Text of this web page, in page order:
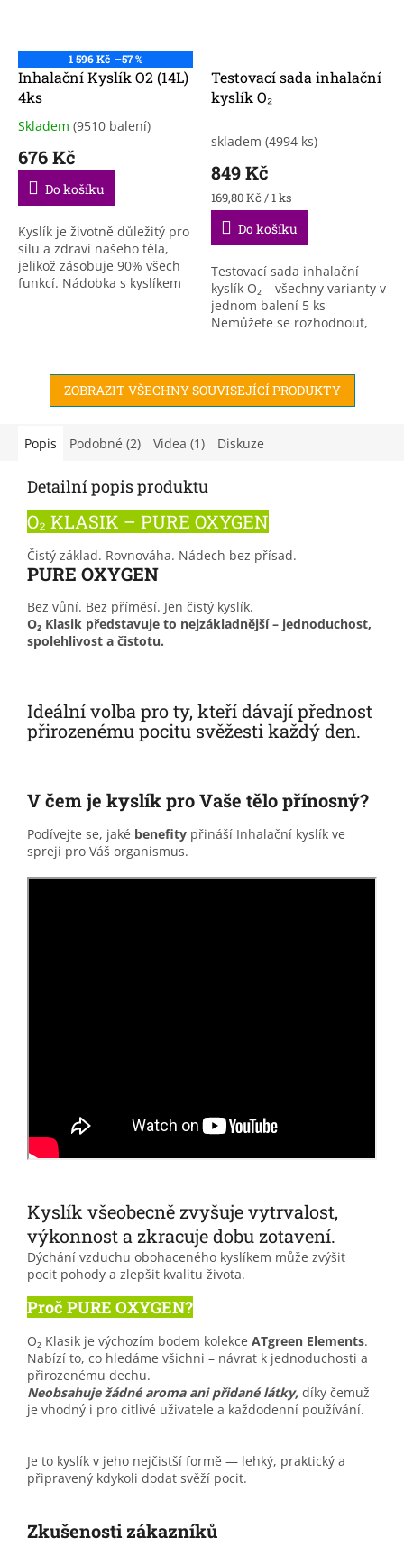
1 596 Kč –57 %
Inhalační Kyslík O2 (14L)
4ks
Průměrné
produktu
3,8
5
hvězdiček.
Skladem (9510 balení)
676 Kč
Do košíku
Kyslík je životně důležitý pro
sílu a zdraví našeho těla,
jelikož zásobuje 90% všech
funkcí. Nádobka s kyslíkem
Testovací sada inhalační
kyslík O₂
skladem (4994 ks)
849 Kč
Měrná
cena:
169,80 Kč / 1 ks
Do košíku
Testovací sada inhalační
kyslík O₂ – všechny varianty v
jednom balení 5 ks
Nemůžete se rozhodnout,
pravá? Testovací...
ZOBRAZIT VŠECHNY SOUVISEJÍCÍ PRODUKTY
Popis Podobné (2) Videa (1) Diskuze
Detailní popis produktu
O₂ KLASIK – PURE OXYGEN
Čistý základ. Rovnováha. Nádech bez přísad.
PURE OXYGEN
Bez vůní. Bez příměsí. Jen čistý kyslík.
O₂ Klasik představuje to nejzákladnější – jednoduchost,
spolehlivost a čistotu.
Ideální volba pro ty, kteří dávají přednost
přirozenému pocitu svěžesti každý den.
V čem je kyslík pro Vaše tělo přínosný?
Podívejte se, jaké benefity přináší Inhalační kyslík ve
spreji pro Váš organismus.
Kyslík všeobecně zvyšuje vytrvalost,
výkonnost a zkracuje dobu zotavení.
Dýchání vzduchu obohaceného kyslíkem může zvýšit
pocit pohody a zlepšit kvalitu života.
Proč PURE OXYGEN?
O₂ Klasik je výchozím bodem kolekce ATgreen Elements.
Nabízí to, co hledáme všichni – návrat k jednoduchosti a
přirozenému dechu.
Neobsahuje žádné aroma ani přidané látky, díky čemuž
je vhodný i pro citlivé uživatele a každodenní používání.
Je to kyslík v jeho nejčistší formě — lehký, praktický a
připravený kdykoli dodat svěží pocit.
Zkušenosti zákazníků